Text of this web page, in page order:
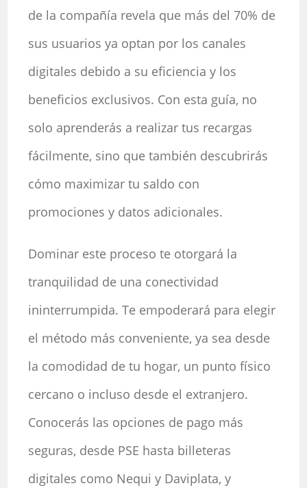
de la compañía revela que más del 70% de
sus usuarios ya optan por los canales
digitales debido a su eficiencia y los
beneficios exclusivos. Con esta guía, no
solo aprenderás a realizar tus recargas
fácilmente, sino que también descubrirás
cómo maximizar tu saldo con
promociones y datos adicionales.
Dominar este proceso te otorgará la
tranquilidad de una conectividad
ininterrumpida. Te empoderará para elegir
el método más conveniente, ya sea desde
la comodidad de tu hogar, un punto físico
cercano o incluso desde el extranjero.
Conocerás las opciones de pago más
seguras, desde PSE hasta billeteras
digitales como Nequi y Daviplata, y